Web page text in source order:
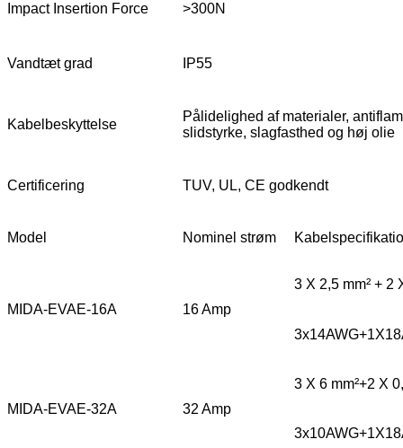
Impact Insertion Force >300N
Vandtæt grad IP55
Kabelbeskyttelse
Pålidelighed af materialer,
slidstyrke, slagfasthed og høj olie
Certificering TUV, UL, CE godkendt
Model Nominel strøm
MIDA-EVAE-16A 16 Amp
3 X 2,5 mm² + 2
MIDA-EVAE-32A 32 Amp
3 X 6 mm²+2 X